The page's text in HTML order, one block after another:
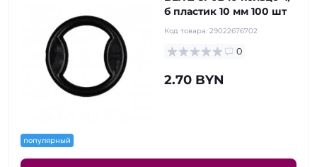
популярный
б пластик 10 мм 100 шт
Код товара: 29022676702
0
2.70 BYN